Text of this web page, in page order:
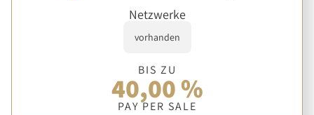
Netzwerke
vorhanden
BIS ZU
40,00 %
PAY PER SALE